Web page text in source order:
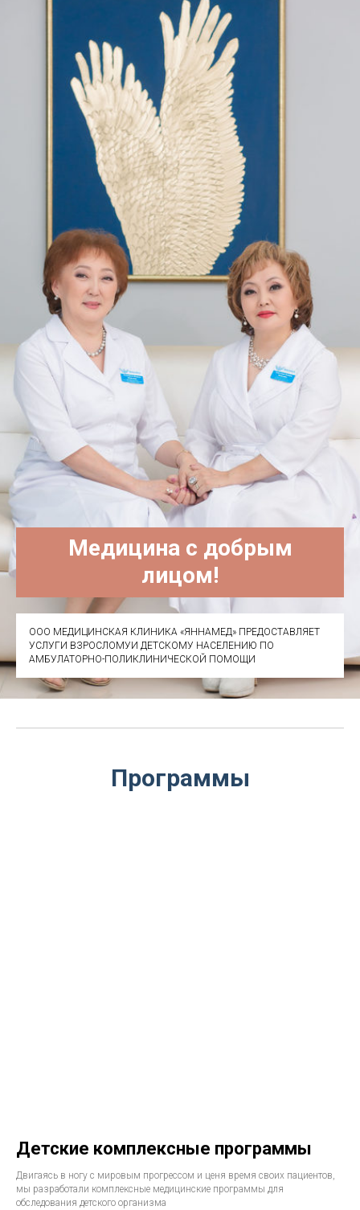
Медицина с добрым
лицом!
ООО МЕДИЦИНСКАЯ КЛИНИКА «ЯННАМЕД» ПРЕДОСТАВЛЯЕТ
УСЛУГИ ВЗРОСЛОМУИ ДЕТСКОМУ НАСЕЛЕНИЮ ПО
АМБУЛАТОРНО-ПОЛИКЛИНИЧЕСКОЙ ПОМОЩИ
Программы
Детские комплексные программы
Двигаясь в ногу с мировым прогрессом и ценя время своих пациентов,
мы разработали комплексные медицинские программы для
обследования детского организма